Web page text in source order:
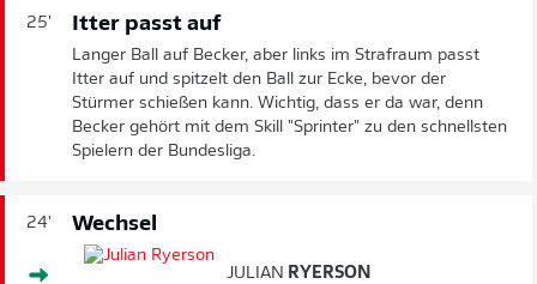
25' Itter passt auf
Langer Ball auf Becker, aber links im Strafraum passt
Itter auf und spitzelt den Ball zur Ecke, bevor der
Stürmer schießen kann. Wichtig, dass er da war, denn
Becker gehört mit dem Skill "Sprinter" zu den schnellsten
Spielern der Bundesliga.
24' Wechsel
JULIAN RYERSON